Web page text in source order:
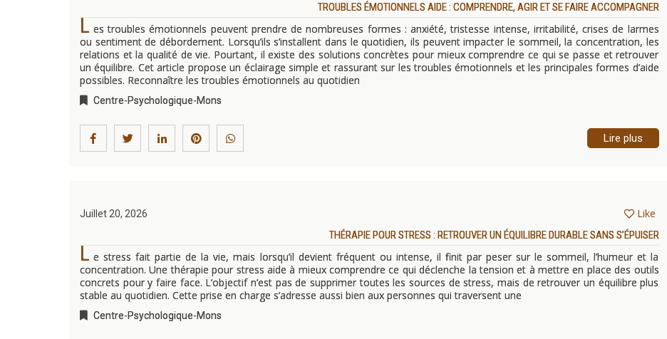
TROUBLES ÉMOTIONNELS AIDE : COMPRENDRE, AGIR ET SE FAIRE ACCOMPAGNER
L es troubles émotionnels peuvent prendre de nombreuses formes : anxiété, tristesse intense, irritabilité, crises de larmes
ou sentiment de débordement. Lorsqu’ils s’installent dans le quotidien, ils peuvent impacter le sommeil, la concentration, les
relations et la qualité de vie. Pourtant, il existe des solutions concrètes pour mieux comprendre ce qui se passe et retrouver
un équilibre. Cet article propose un éclairage simple et rassurant sur les troubles émotionnels et les principales formes d’aide
possibles. Reconnaître les troubles émotionnels au quotidien
Centre-Psychologique-Mons
Lire plus
Juillet 20, 2026 Like
THÉRAPIE POUR STRESS : RETROUVER UN ÉQUILIBRE DURABLE SANS S’ÉPUISER
L e stress fait partie de la vie, mais lorsqu’il devient fréquent ou intense, il finit par peser sur le sommeil, l’humeur et la
concentration. Une thérapie pour stress aide à mieux comprendre ce qui déclenche la tension et à mettre en place des outils
concrets pour y faire face. L’objectif n’est pas de supprimer toutes les sources de stress, mais de retrouver un équilibre plus
stable au quotidien. Cette prise en charge s’adresse aussi bien aux personnes qui traversent une
Centre-Psychologique-Mons